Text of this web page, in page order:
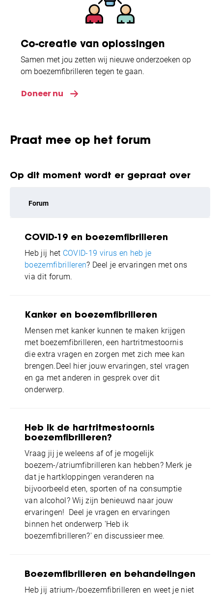
Co-creatie van oplossingen
Samen met jou zetten wij nieuwe onderzoeken op
om boezemfibrilleren tegen te gaan.
Doneer nu
Praat mee op het forum
Op dit moment wordt er gepraat over
Forum
COVID-19 en boezemfibrilleren
Heb jij het COVID-19 virus en heb je
boezemfibrilleren? Deel je ervaringen met ons
via dit forum.
Kanker en boezemfibrilleren
Mensen met kanker kunnen te maken krijgen
met boezemfibrilleren, een hartritmestoornis
die extra vragen en zorgen met zich mee kan
brengen.Deel hier jouw ervaringen, stel vragen
en ga met anderen in gesprek over dit
onderwerp.
Heb ik de hartritmestoornis
boezemfibrilleren?
Vraag jij je weleens af of je mogelijk
boezem-/atriumfibrilleren kan hebben? Merk je
dat je hartkloppingen veranderen na
bijvoorbeeld eten, sporten of na consumptie
van alcohol? Wij zijn benieuwd naar jouw
ervaringen! Deel je vragen en ervaringen
binnen het onderwerp 'Heb ik
boezemfibrilleren?' en discussieer mee.
Boezemfibrilleren en behandelingen
Heb jij atrium-/boezemfibrilleren en weet je niet